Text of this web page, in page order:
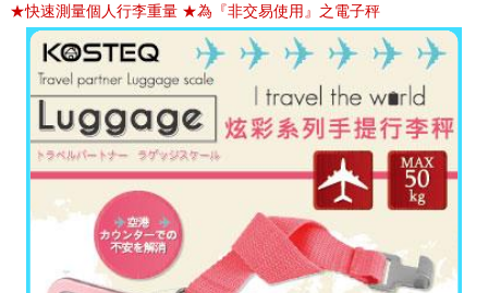
★快速測量個人行李重量 ★為『非交易使用』之電子秤